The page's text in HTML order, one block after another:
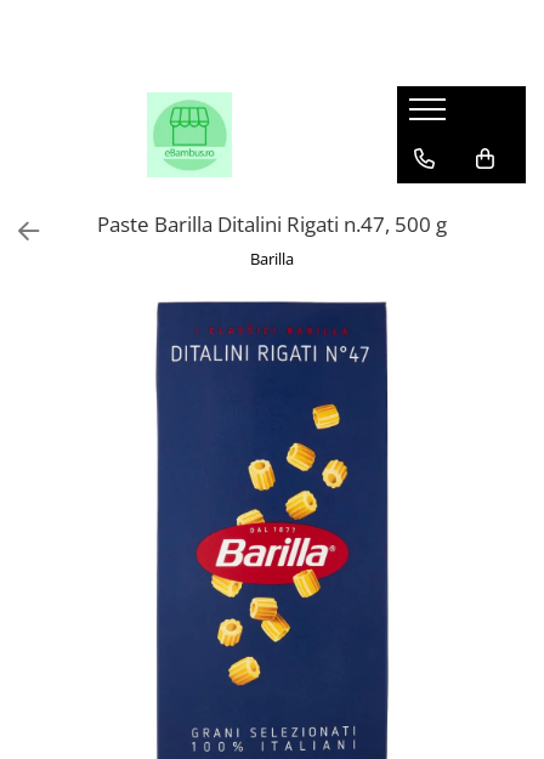
Paste Barilla Ditalini Rigati n.47, 500 g
Barilla